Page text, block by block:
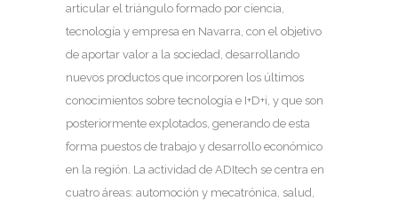
articular el triángulo formado por ciencia,
tecnología y empresa en Navarra, con el objetivo
de aportar valor a la sociedad, desarrollando
nuevos productos que incorporen los últimos
conocimientos sobre tecnología e I+D+i, y que son
posteriormente explotados, generando de esta
forma puestos de trabajo y desarrollo económico
en la región. La actividad de ADItech se centra en
cuatro áreas: automoción y mecatrónica, salud,